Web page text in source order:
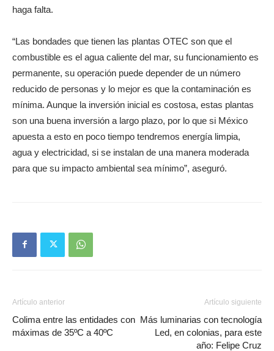
haga falta.
“Las bondades que tienen las plantas OTEC son que el
combustible es el agua caliente del mar, su funcionamiento es
permanente, su operación puede depender de un número
reducido de personas y lo mejor es que la contaminación es
mínima. Aunque la inversión inicial es costosa, estas plantas
son una buena inversión a largo plazo, por lo que si México
apuesta a esto en poco tiempo tendremos energía limpia,
agua y electricidad, si se instalan de una manera moderada
para que su impacto ambiental sea mínimo”, aseguró.
Artículo anterior
Colima entre las entidades con
máximas de 35ºC a 40ºC
Artículo siguiente
Más luminarias con tecnología
Led, en colonias, para este
año: Felipe Cruz